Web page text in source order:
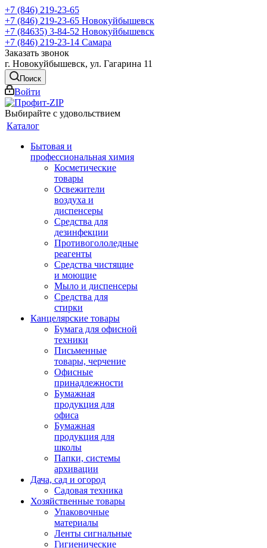
+7 (846) 219-23-65
+7 (846) 219-23-65 Новокуйбышевск
+7 (84635) 3-84-52 Новокуйбышевск
+7 (846) 219-23-14 Самара
Заказать звонок
г. Новокуйбышевск, ул. Гагарина 11
Поиск
Войти
Выбирайте с удовольствием
Каталог
Бытовая и
профессиональная химия
Косметические
товары
Освежители
воздуха и
диспенсеры
Средства для
дезинфекции
Противогололедные
реагенты
Средства чистящие
и моющие
Мыло и диспенсеры
Средства для
стирки
Канцелярские товары
Бумага для офисной
техники
Письменные
товары, черчение
Офисные
принадлежности
Бумажная
продукция для
офиса
Бумажная
продукция для
школы
Папки, системы
архивации
Дача, сад и огород
Садовая техника
Хозяйственные товары
Упаковочные
материалы
Ленты сигнальные
Гигиенические